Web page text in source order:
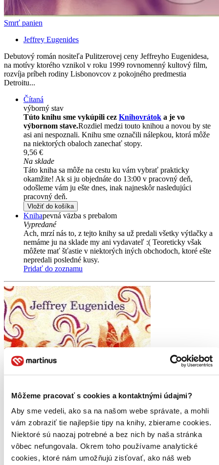
Môžeme pracovať s cookies a kontaktnými údajmi?
Aby sme vedeli, ako sa na našom webe správate, a mohli
vám zobraziť tie najlepšie tipy na knihy, zbierame cookies.
Niektoré sú naozaj potrebné a bez nich by naša stránka
vôbec nefungovala. Okrem toho používame analytické
cookies, ktoré nám umožňujú zisťovať, ako náš web
Smrť panien
Jeffrey Eugenides
Debutový román nositeľa Pulitzerovej ceny Jeffreyho Eugenidesa,
na motívy ktorého vznikol v roku 1999 rovnomenný kultový film,
rozvíja príbeh rodiny Lisbonovcov z pokojného predmestia
Detroitu...
Čítaná
výborný stav
Túto knihu sme vykúpili cez Knihovrátok a je vo
výbornom stave.Rozdiel medzi touto knihou a novou by ste
asi ani nespoznali. Knihu sme označili nálepkou, ktorá môže
na niektorých obaloch zanechať stopy.
9,56 €
Na sklade
Táto kniha sa môže na cestu ku vám vybrať prakticky
okamžite! Ak si ju objednáte do 13:00 v pracovný deň,
odošleme vám ju ešte dnes, inak najneskôr nasledujúci
pracovný deň.
Vložiť do košíka
Knihapevná väzba s prebalom
Vypredané
Ach, mrzí nás to, z tejto knihy sa už predali všetky výtlačky a
nemáme ju na sklade my ani vydavateľ :( Teoreticky však
môžete mať šťastie v niektorých iných obchodoch, ktoré ešte
nepredali posledné kusy.
Pridať do zoznamu